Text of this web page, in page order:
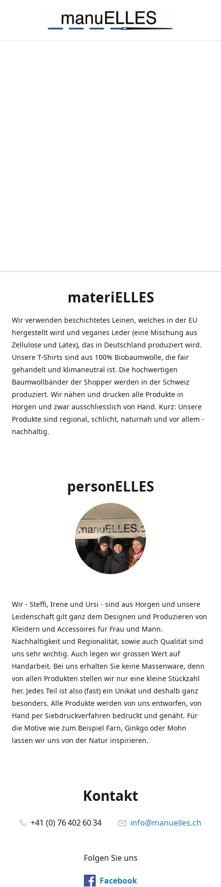
materiELLES
Wir verwenden beschichtetes Leinen, welches in der EU
hergestellt wird und veganes Leder (eine Mischung aus
Zellulose und Latex), das in Deutschland produziert wird.
Unsere T-Shirts sind aus 100% Biobaumwolle, die fair
gehandelt und klimaneutral ist. Die hochwertigen
Baumwollbänder der Shopper werden in der Schweiz
produziert. Wir nähen und drucken alle Produkte in
Horgen und zwar ausschliesslich von Hand. Kurz: Unsere
Produkte sind regional, schlicht, naturnah und vor allem -
nachhaltig.
personELLES
Wir - Steffi, Irene und Ursi - sind aus Horgen und unsere
Leidenschaft gilt ganz dem Designen und Produzieren von
Kleidern und Accessoires für Frau und Mann.
Nachhaltigkeit und Regionalität, sowie auch Qualität sind
uns sehr wichtig. Auch legen wir grossen Wert auf
Handarbeit. Bei uns erhalten Sie keine Massenware, denn
von allen Produkten stellen wir nur eine kleine Stückzahl
her. Jedes Teil ist also (fast) ein Unikat und deshalb ganz
besonders. Alle Produkte werden von uns entworfen, von
Hand per Siebdruckverfahren bedruckt und genäht. Für
die Motive wie zum Beispiel Farn, Ginkgo oder Mohn
lassen wir uns von der Natur inspirieren.
Kontakt
+41 (0) 76 402 60 34 info@manuelles.ch
Folgen Sie uns
Facebook